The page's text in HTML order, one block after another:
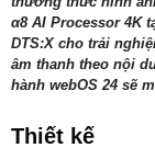
α8 AI Processor 4K
DTS:X cho trải
âm thanh theo nội
hành webOS 24 sẽ
Thiết kế